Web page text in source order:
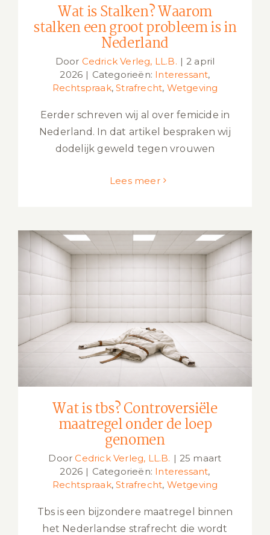
Wat is Stalken? Waarom
stalken een groot probleem is in
Nederland
Door Cedrick Verleg, LL.B. | 2 april
2026 | Categorieën: Interessant,
Rechtspraak,Strafrecht, Wetgeving
Eerder schreven wij al over femicide in
Nederland. In dat artikel bespraken wij
dodelijk geweld tegen vrouwen
Lees meer
Wat is tbs? Controversiële maatregel
onder de loep genomen
Wat is tbs? Controversiële
maatregel onder de loep
genomen
Door Cedrick Verleg, LL.B. | 25 maart
2026 | Categorieën: Interessant,
Rechtspraak,Strafrecht, Wetgeving
Tbs is een bijzondere maatregel binnen
het Nederlandse strafrecht die wordt